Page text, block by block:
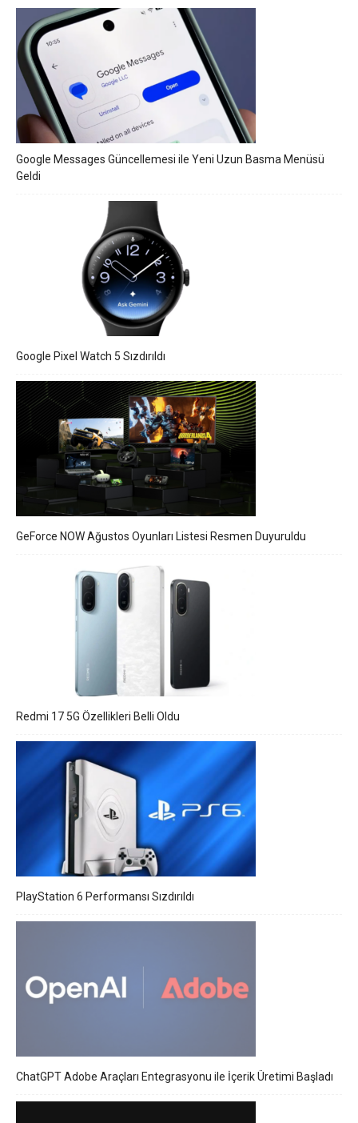
Google Messages Güncellemesi ile Yeni Uzun Basma Menüsü
Geldi
Google Pixel Watch 5 Sızdırıldı
GeForce NOW Ağustos Oyunları Listesi Resmen Duyuruldu
Redmi 17 5G Özellikleri Belli Oldu
PlayStation 6 Performansı Sızdırıldı
ChatGPT Adobe Araçları Entegrasyonu ile İçerik Üretimi Başladı